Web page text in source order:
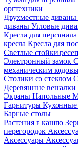
оргтехники
Двухместные диваны
диваны Угловые
Кресла для персонала
кресла Кресла для
Светлые стойки
Электронный замок
механическим
Столики со стеклом
Деревянные вешалки
Экраны Напольные
Гарнитуры Кухонные
Барные столы
Растения в кашпо
перегородок
Аксессуары